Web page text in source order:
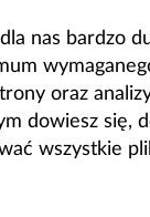
nas bardzo
oraz
dowiesz
wszystkie